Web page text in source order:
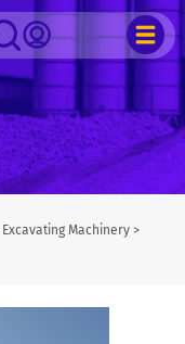
Excavating Machinery>